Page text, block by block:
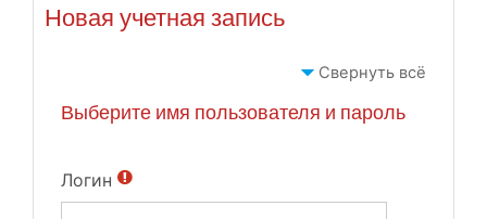
Новая учетная запись
Свернуть всё
Выберите имя пользователя и пароль
Логин